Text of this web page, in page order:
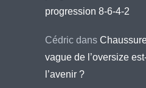
progression 8-6-4-2
Cédric dans
vague de l’oversize
l’avenir ?